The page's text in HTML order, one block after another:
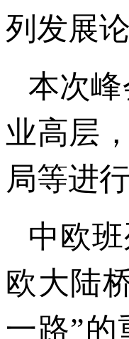
列发展
本次
业高层
局等进
中欧
欧大陆
一路”